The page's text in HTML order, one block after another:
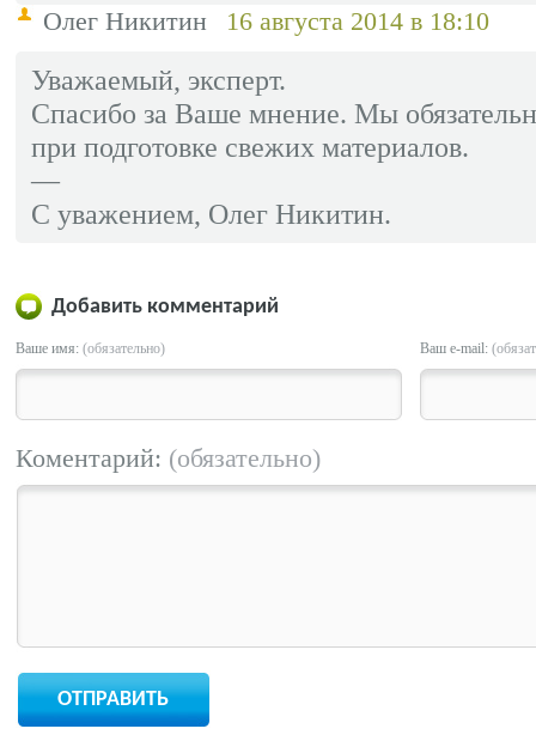
Олег Никитин 16 августа 2014 в 18:10
Уважаемый, эксперт.
Спасибо за Ваше мнение. Мы
при подготовке свежих материалов.
—
С уважением, Олег Никитин.
Добавить комментарий
Ваше имя: (обязательно) Ваш e-mail:
Коментарий: (обязательно)